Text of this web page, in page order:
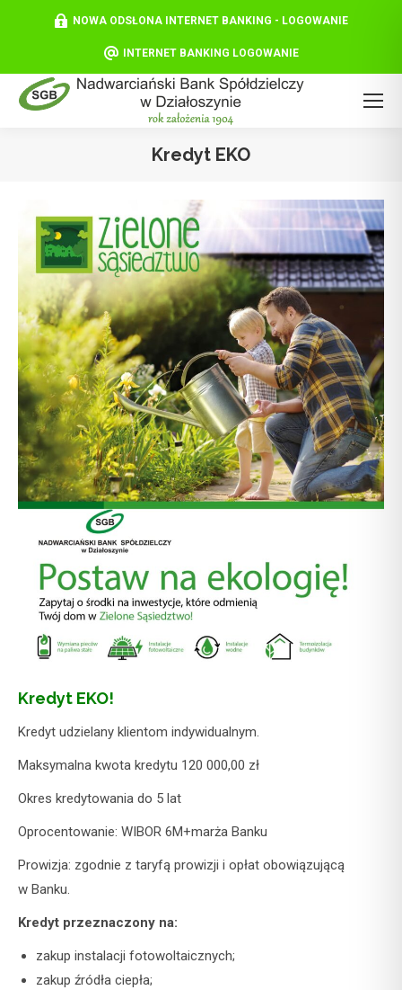
NOWA ODSŁONA INTERNET BANKING - LOGOWANIE
INTERNET BANKING LOGOWANIE
Kredyt EKO
Kredyt EKO!
Kredyt udzielany klientom indywidualnym.
Maksymalna kwota kredytu 120 000,00 zł
Okres kredytowania do 5 lat
Oprocentowanie: WIBOR 6M+marża Banku
Prowizja: zgodnie z taryfą prowizji i opłat obowiązującą
w Banku.
Kredyt przeznaczony na:
zakup instalacji fotowoltaicznych;
zakup źródła ciepła;